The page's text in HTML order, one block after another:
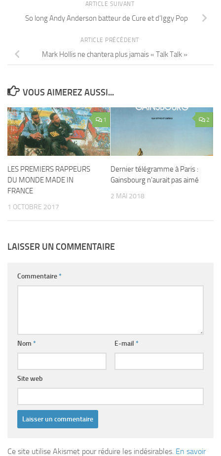
ARTICLE SUIVANT
So long Andy Anderson batteur de Cure et d’Iggy Pop
ARTICLE PRÉCÉDENT
Mark Hollis ne chantera plus jamais « Talk Talk »
VOUS AIMEREZ AUSSI...
1
LES PREMIERS RAPPEURS
DU MONDE MADE IN
FRANCE
1 OCTOBRE 2017
2
Dernier télégramme à Paris :
Gainsbourg n’aurait pas aimé
2 MAI 2018
LAISSER UN COMMENTAIRE
Commentaire*
Nom * E-mail *
Site web
Ce site utilise Akismet pour réduire les indésirables. En savoir